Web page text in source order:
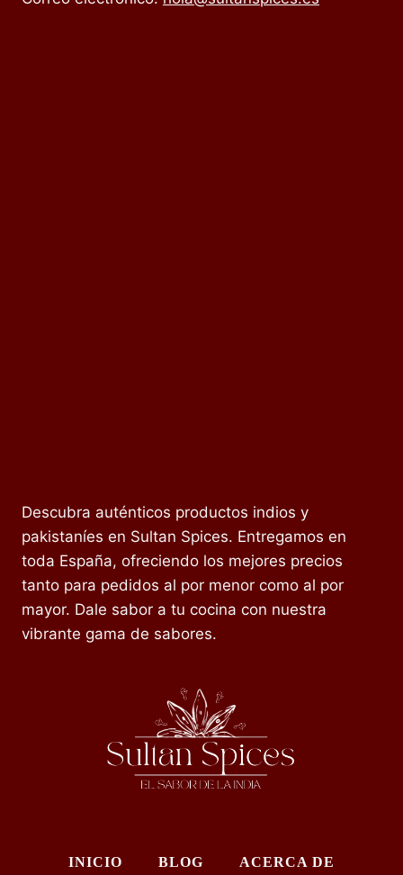
Descubra auténticos productos indios y
pakistaníes en Sultan Spices. Entregamos en
toda España, ofreciendo los mejores precios
tanto para pedidos al por menor como al por
mayor. Dale sabor a tu cocina con nuestra
vibrante gama de sabores.
INICIO BLOG ACERCA DE